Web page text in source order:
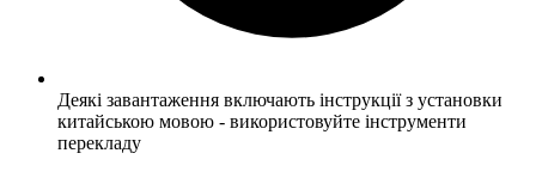
Деякі завантаження включають інструкції з установки
китайською мовою - використовуйте інструменти
перекладу